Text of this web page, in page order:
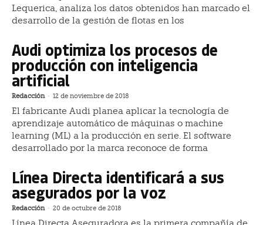
Lequerica, analiza los datos obtenidos han marcado el
desarrollo de la gestión de flotas en los
Audi optimiza los procesos de
producción con inteligencia
artificial
Redacción - 12 de noviembre de 2018
El fabricante Audi planea aplicar la tecnología de
aprendizaje automático de máquinas o machine
learning (ML) a la producción en serie. El software
desarrollado por la marca reconoce de forma
Línea Directa identificará a sus
asegurados por la voz
Redacción - 20 de octubre de 2018